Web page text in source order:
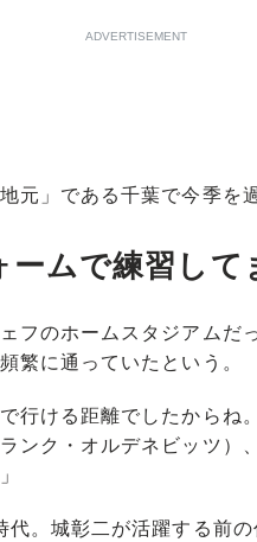
ADVERTISEMENT
」である千葉で今季を
ームで練習して
フのホームスタジアムだ
繁に通っていたという。
行ける距離でしたからね
ンク・オルデネビッツ）
。城彰二が活躍する前